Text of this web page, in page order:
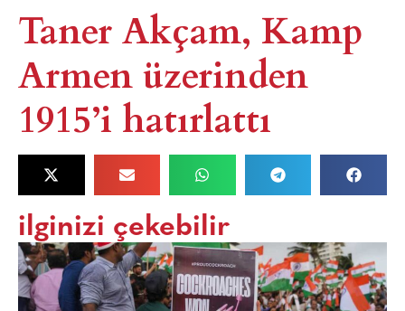
Taner Akçam, Kamp
Armen üzerinden
1915’i hatırlattı
ilginizi çekebilir